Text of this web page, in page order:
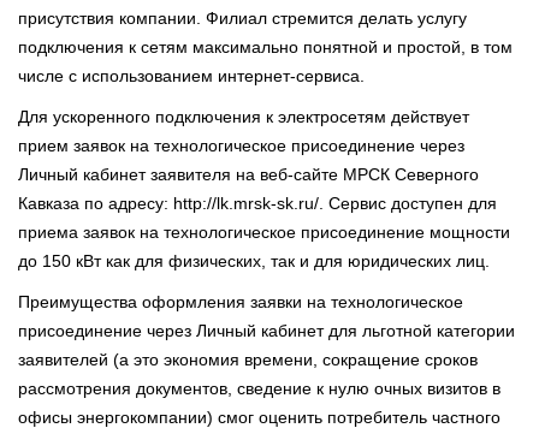
присутствия компании. Филиал стремится делать услугу
подключения к сетям максимально понятной и простой, в том
числе с использованием интернет-сервиса.
Для ускоренного подключения к электросетям действует
прием заявок на технологическое присоединение через
Личный кабинет заявителя на веб-сайте МРСК Северного
Кавказа по адресу: http://lk.mrsk-sk.ru/. Сервис доступен для
приема заявок на технологическое присоединение мощности
до 150 кВт как для физических, так и для юридических лиц.
Преимущества оформления заявки на технологическое
присоединение через Личный кабинет для льготной категории
заявителей (а это экономия времени, сокращение сроков
рассмотрения документов, сведение к нулю очных визитов в
офисы энергокомпании) смог оценить потребитель частного